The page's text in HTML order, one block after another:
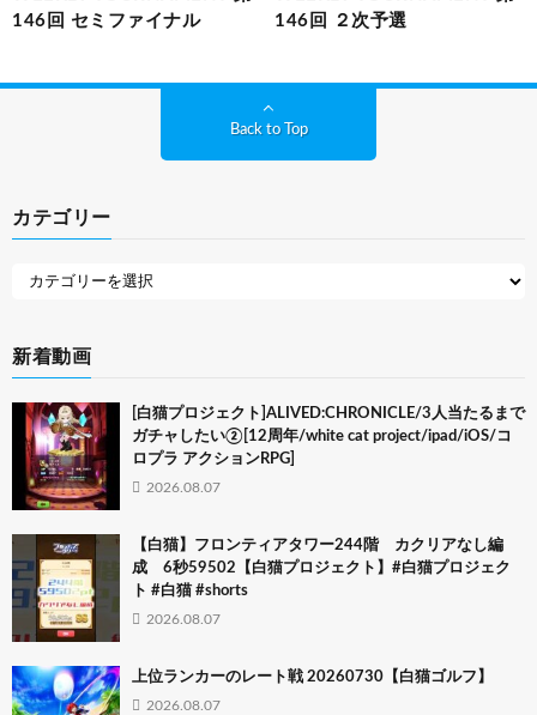
146回 セミファイナル
146回 ２次予選
Back to Top
カテゴリー
新着動画
[白猫プロジェクト]ALIVED:CHRONICLE/3人当たるまで
ガチャしたい②[12周年/white cat project/ipad/iOS/コ
ロプラ アクションRPG]
2026.08.07
【白猫】フロンティアタワー244階 カクリアなし編
成 6秒59502【白猫プロジェクト】#白猫プロジェク
ト #白猫 #shorts
2026.08.07
上位ランカーのレート戦 20260730【白猫ゴルフ】
2026.08.07